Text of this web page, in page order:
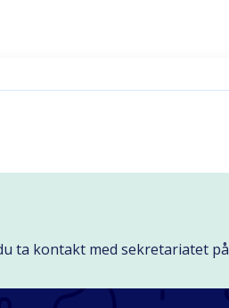
ta kontakt med sekretariatet på